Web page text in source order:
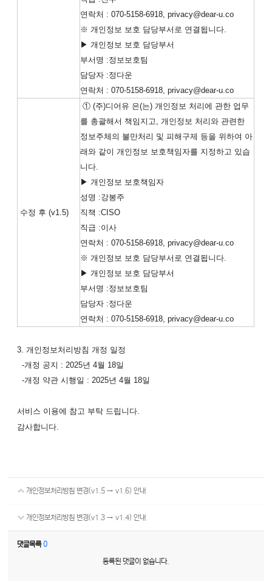
연락처 : 070-5158-6918, privacy@dear-u.co
※ 개인정보 보호 담당부서로 연결됩니다.
▶ 개인정보 보호 담당부서
부서명 :정보보호팀
담당자 :정다운
연락처 : 070-5158-6918, privacy@dear-u.co
수정 후 (v1.5)
① (주)디어유 은(는) 개인정보 처리에 관한 업무
를 총괄해서 책임지고, 개인정보 처리와 관련한
정보주체의 불만처리 및 피해구제 등을 위하여 아
래와 같이 개인정보 보호책임자를 지정하고 있습
니다.
▶ 개인정보 보호책임자
성명 :강봉주
직책 :CISO
직급 :이사
연락처 : 070-5158-6918, privacy@dear-u.co
※ 개인정보 보호 담당부서로 연결됩니다.
▶ 개인정보 보호 담당부서
부서명 :정보보호팀
담당자 :정다운
연락처 : 070-5158-6918, privacy@dear-u.co
3. 개인정보처리방침 개정 일정
-개정 공지 : 2025년 4월 18일
-개정 약관 시행일 : 2025년 4월 18일
서비스 이용에 참고 부탁 드립니다.
감사합니다.
개인정보처리방침 변경(v1.5 → v1.6) 안내
개인정보처리방침 변경(v1.3 → v1.4) 안내
댓글목록0
등록된 댓글이 없습니다.